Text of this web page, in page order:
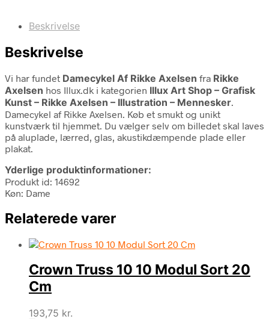
Beskrivelse
Beskrivelse
Vi har fundet Damecykel Af Rikke Axelsen fra Rikke
Axelsen hos Illux.dk i kategorien Illux Art Shop – Grafisk
Kunst – Rikke Axelsen – Illustration – Mennesker.
Damecykel af Rikke Axelsen. Køb et smukt og unikt
kunstværk til hjemmet. Du vælger selv om billedet skal laves
på aluplade, lærred, glas, akustikdæmpende plade eller
plakat.
Yderlige produktinformationer:
Produkt id: 14692
Køn: Dame
Relaterede varer
Crown Truss 10 10 Modul Sort 20
Cm
193,75 kr.